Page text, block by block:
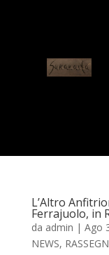
L’Altro
Ferrajuolo, in
da admin | Ago
NEWS,